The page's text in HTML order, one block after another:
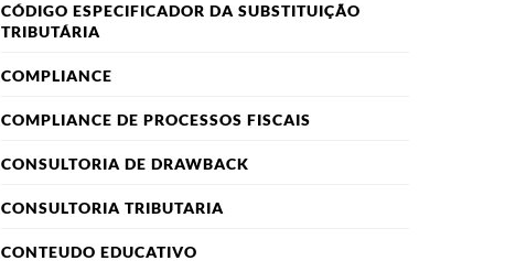
CÓDIGO ESPECIFICADOR DA SUBSTITUIÇÃO
TRIBUTÁRIA
COMPLIANCE
COMPLIANCE DE PROCESSOS FISCAIS
CONSULTORIA DE DRAWBACK
CONSULTORIA TRIBUTARIA
CONTEUDO EDUCATIVO